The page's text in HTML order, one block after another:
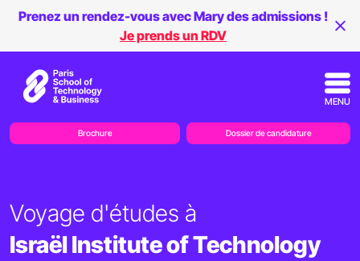
Voyage d'études à
Israël Institute of Technology
Prenez un rendez-vous avec Mary des admissions !
Je prends un RDV
MENU
Brochure Dossier de candidature